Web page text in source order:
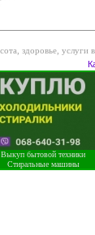
здоровье, услуги
Выкуп бытовой техники
Стиральные машины